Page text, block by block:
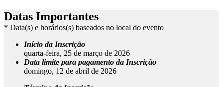
Datas Importantes
* Data(s) e horários(s) baseados no local do evento
Início da Inscrição
quarta-feira, 25 de março de 2026
Data limite para pagamento da Inscrição
domingo, 12 de abril de 2026